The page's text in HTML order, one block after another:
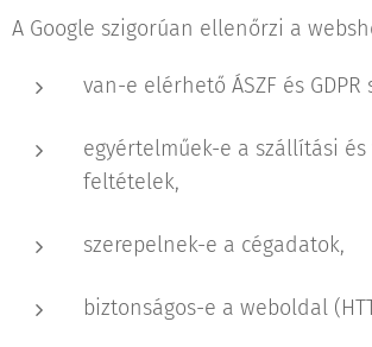
A Google szigorúan ellenőrzi a
van-e elérhető ÁSZF és GDPR
egyértelműek-e a szállítási és
feltételek,
szerepelnek-e a cégadatok,
biztonságos-e a weboldal